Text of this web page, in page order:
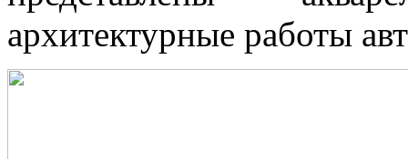
архитектурные работы